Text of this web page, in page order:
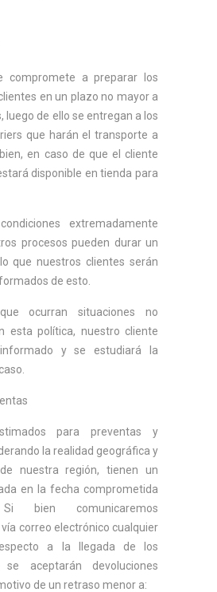
compromete a preparar los
en un plazo no mayor a
luego de ello se entregan a los
que harán el transporte a
en caso de que el cliente
disponible en tienda para
extremadamente
procesos pueden durar un
que nuestros clientes serán
de esto.
ocurran situaciones no
esta política, nuestro cliente
y se estudiará la
para preventas y
la realidad geográfica y
nuestra región, tienen un
en la fecha comprometida
Si bien comunicaremos
correo electrónico cualquier
a la llegada de los
aceptarán devoluciones
de un retraso menor a: